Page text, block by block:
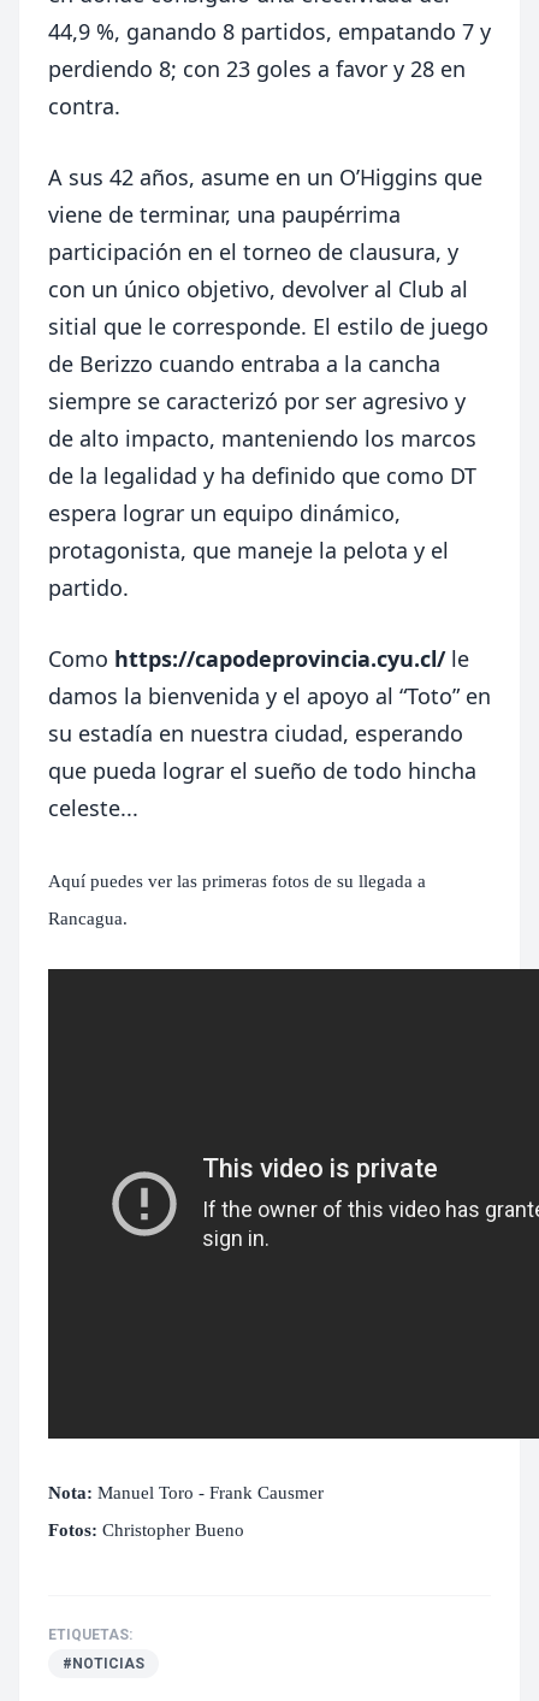
44,9 %, ganando 8 partidos, empatando 7 y
perdiendo 8; con 23 goles a favor y 28 en
contra.
A sus 42 años, asume en un O’Higgins que
viene de terminar, una paupérrima
participación en el torneo de clausura, y
con un único objetivo, devolver al Club al
sitial que le corresponde. El estilo de juego
de Berizzo cuando entraba a la cancha
siempre se caracterizó por ser agresivo y
de alto impacto, manteniendo los marcos
de la legalidad y ha definido que como DT
espera lograr un equipo dinámico,
protagonista, que maneje la pelota y el
partido.
Como https://capodeprovincia.cyu.cl/le
damos la bienvenida y el apoyo al “Toto” en
su estadía en nuestra ciudad, esperando
que pueda lograr el sueño de todo hincha
celeste...
Aquí puedes ver las primeras fotos de su llegada a
Rancagua.
Nota: Manuel Toro - Frank Causmer
Fotos: Christopher Bueno
ETIQUETAS:
#NOTICIAS